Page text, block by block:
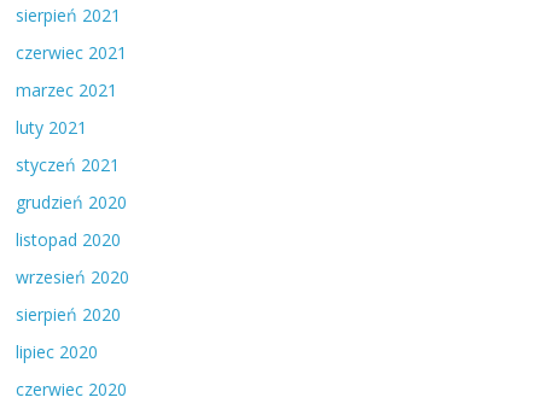
sierpień 2021
czerwiec 2021
marzec 2021
luty 2021
styczeń 2021
grudzień 2020
listopad 2020
wrzesień 2020
sierpień 2020
lipiec 2020
czerwiec 2020